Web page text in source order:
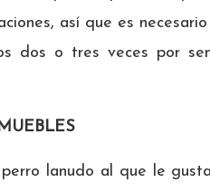
así que es
dos o tres veces por
lanudo al que le